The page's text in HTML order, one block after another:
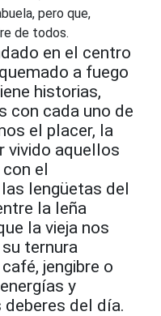
pero que,
de todos.
en el centro
a fuego
historias,
con cada uno de
el placer, la
vivido aquellos
el
lengüetas del
la leña
la vieja nos
ternura
jengibre o
y
del día.